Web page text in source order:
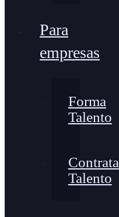
Para
empresas
Forma
Talento
Contrata
Talento